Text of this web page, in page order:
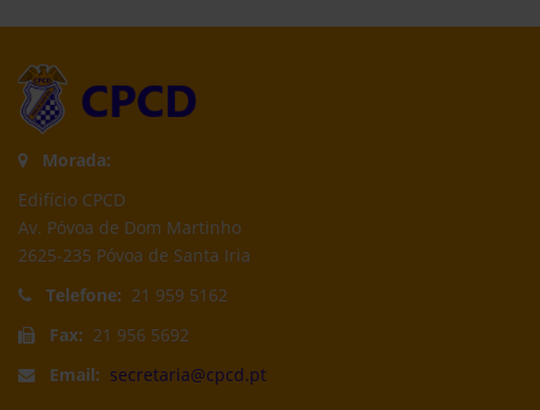
Morada:
Edifício CPCD
Av. Póvoa de Dom Martinho
2625-235 Póvoa de Santa Iria
Telefone: 21 959 5162
Fax: 21 956 5692
Email: secretaria@cpcd.pt